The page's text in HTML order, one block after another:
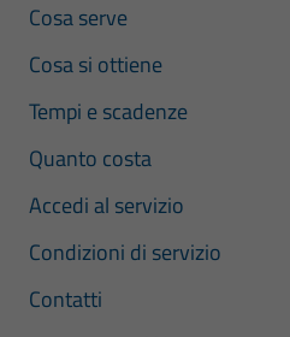
Cosa serve
Cosa si ottiene
Tempi e scadenze
Quanto costa
Accedi al servizio
Condizioni di servizio
Contatti